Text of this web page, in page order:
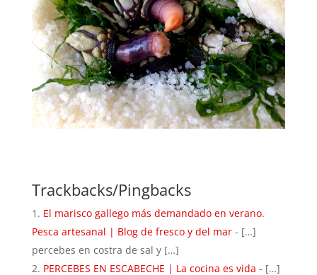
Trackbacks/Pingbacks
El marisco gallego más demandado en verano.
Pesca artesanal | Blog de fresco y del mar- […]
percebes en costra de sal y […]
PERCEBES EN ESCABECHE | La cocina es vida - […]